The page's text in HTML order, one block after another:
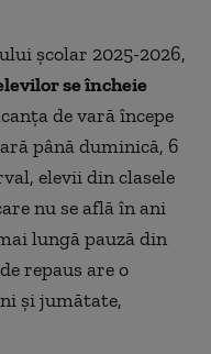
școlar 2025-2026,
se încheie
de vară începe
până duminică, 6
elevii din clasele
nu se află în ani
lungă pauză din
repaus are o
și jumătate,